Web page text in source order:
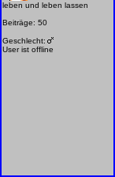
leben und leben lassen
Beiträge: 50
Geschlecht:
User ist offline